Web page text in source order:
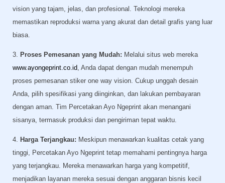
vision yang tajam, jelas, dan profesional. Teknologi mereka
memastikan reproduksi warna yang akurat dan detail grafis yang luar
biasa.
3. Proses Pemesanan yang Mudah: Melalui situs web mereka
www.ayongeprint.co.id , Anda dapat dengan mudah menempuh
proses pemesanan stiker one way vision. Cukup unggah desain
Anda, pilih spesifikasi yang diinginkan, dan lakukan pembayaran
dengan aman. Tim Percetakan Ayo Ngeprint akan menangani
sisanya, termasuk produksi dan pengiriman tepat waktu.
4. Harga Terjangkau: Meskipun menawarkan kualitas cetak yang
tinggi, Percetakan Ayo Ngeprint tetap memahami pentingnya harga
yang terjangkau. Mereka menawarkan harga yang kompetitif,
menjadikan layanan mereka sesuai dengan anggaran bisnis kecil